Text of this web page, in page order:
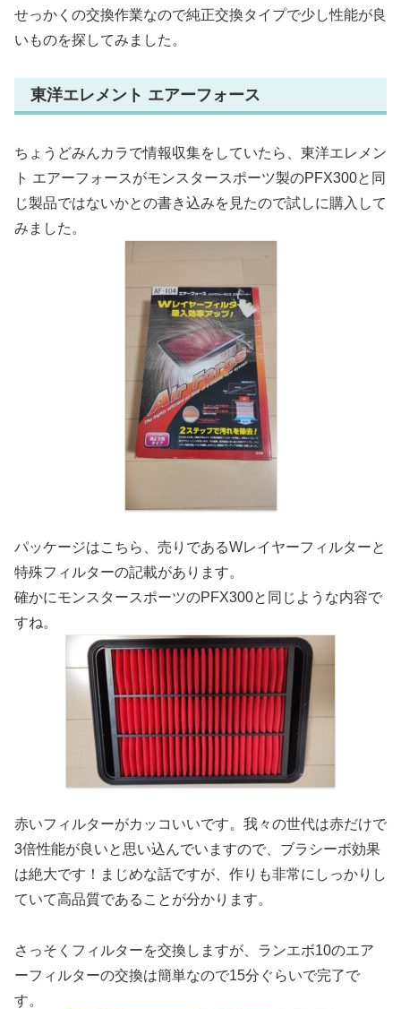
せっかくの交換作業なので純正交換タイプで少し性能が良
いものを探してみました。
東洋エレメント エアーフォース
ちょうどみんカラで情報収集をしていたら、東洋エレメン
ト エアーフォースがモンスタースポーツ製のPFX300と同
じ製品ではないかとの書き込みを見たので試しに購入して
みました。
パッケージはこちら、売りであるWレイヤーフィルターと
特殊フィルターの記載があります。
確かにモンスタースポーツのPFX300と同じような内容で
すね。
赤いフィルターがカッコいいです。我々の世代は赤だけで
3倍性能が良いと思い込んでいますので、ブラシーボ効果
は絶大です！まじめな話ですが、作りも非常にしっかりし
ていて高品質であることが分かります。
さっそくフィルターを交換しますが、ランエボ10のエア
ーフィルターの交換は簡単なので15分ぐらいで完了で
す。